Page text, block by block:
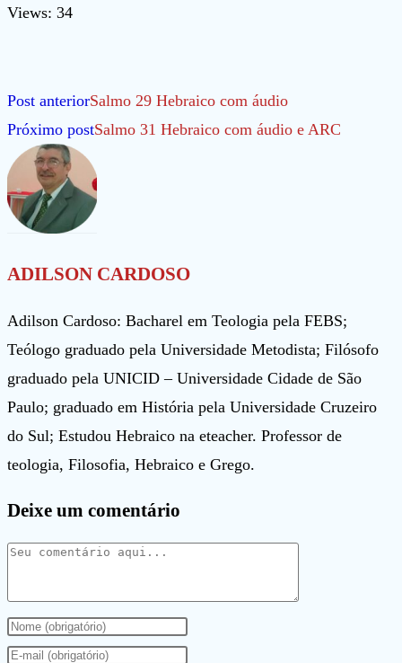
Views: 34
Leia
mais
artigos
Post anteriorSalmo 29 Hebraico com áudio
Próximo postSalmo 31 Hebraico com áudio e ARC
ADILSON CARDOSO
Adilson Cardoso: Bacharel em Teologia pela FEBS;
Teólogo graduado pela Universidade Metodista; Filósofo
graduado pela UNICID – Universidade Cidade de São
Paulo; graduado em História pela Universidade Cruzeiro
do Sul; Estudou Hebraico na eteacher. Professor de
teologia, Filosofia, Hebraico e Grego.
Deixe um comentário
Comentário
Digite
seu
Digite